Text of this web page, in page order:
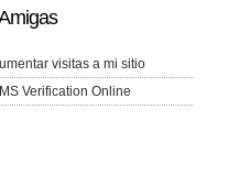
visitas a mi sitio
Verification Online